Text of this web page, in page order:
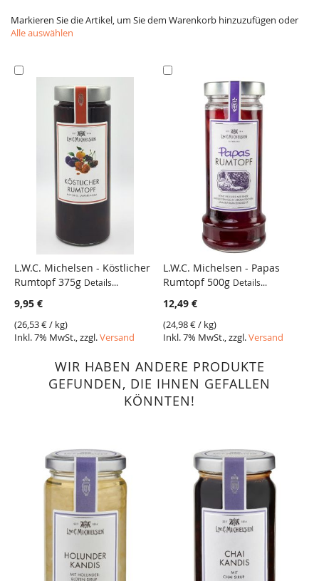
Markieren Sie die Artikel, um Sie dem Warenkorb hinzuzufügen oder
Alle auswählen
den
Warenkorb
VERGLEICH
L.W.C. Michelsen - Köstlicher
Rumtopf 375g Details...
9,95 €
(26,53 €/ kg)
Inkl. 7% MwSt., zzgl.Versand
Warenkorb
VERGLEICH
L.W.C. Michelsen - Papas
Rumtopf 500g Details...
12,49 €
(24,98 €/ kg)
Inkl. 7% MwSt., zzgl.Versand
WIR HABEN ANDERE PRODUKTE
GEFUNDEN, DIE IHNEN GEFALLEN
KÖNNTEN!